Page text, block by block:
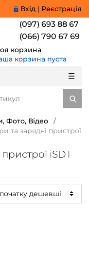
Вхід | Реєстрація
(097) 693 88 67
(066) 790 67 69
корзина
корзина пуста
Фото, Відео
/
та зарядні пристрої
iSDT